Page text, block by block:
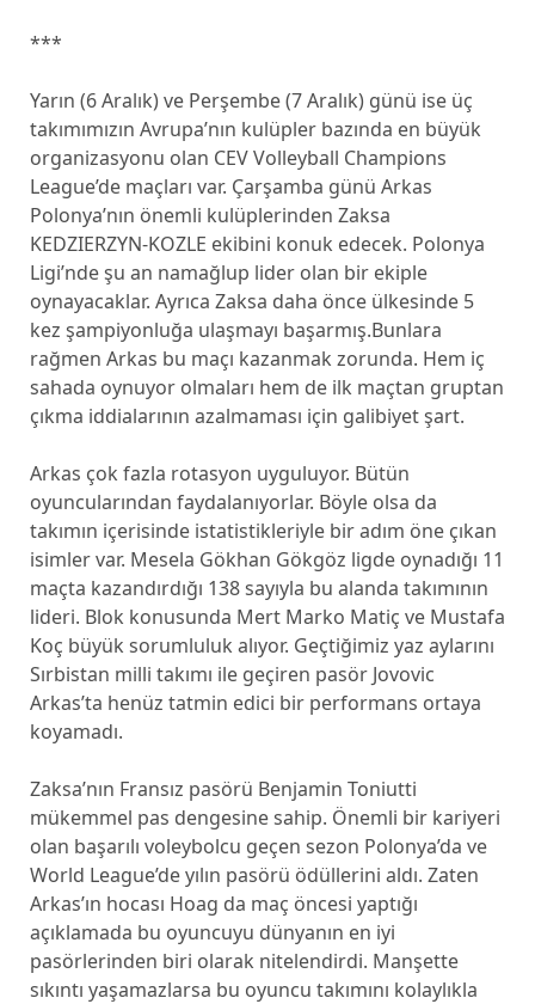
***
Yarın (6 Aralık) ve Perşembe (7 Aralık) günü ise üç
takımımızın Avrupa’nın kulüpler bazında en büyük
organizasyonu olan CEV Volleyball Champions
League’de maçları var. Çarşamba günü Arkas
Polonya’nın önemli kulüplerinden Zaksa
KEDZIERZYN-KOZLE ekibini konuk edecek. Polonya
Ligi’nde şu an namağlup lider olan bir ekiple
oynayacaklar. Ayrıca Zaksa daha önce ülkesinde 5
kez şampiyonluğa ulaşmayı başarmış.Bunlara
rağmen Arkas bu maçı kazanmak zorunda. Hem iç
sahada oynuyor olmaları hem de ilk maçtan gruptan
çıkma iddialarının azalmaması için galibiyet şart.
Arkas çok fazla rotasyon uyguluyor. Bütün
oyuncularından faydalanıyorlar. Böyle olsa da
takımın içerisinde istatistikleriyle bir adım öne çıkan
isimler var. Mesela Gökhan Gökgöz ligde oynadığı 11
maçta kazandırdığı 138 sayıyla bu alanda takımının
lideri. Blok konusunda Mert Marko Matiç ve Mustafa
Koç büyük sorumluluk alıyor. Geçtiğimiz yaz aylarını
Sırbistan milli takımı ile geçiren pasör Jovovic
Arkas’ta henüz tatmin edici bir performans ortaya
koyamadı.
Zaksa’nın Fransız pasörü Benjamin Toniutti
mükemmel pas dengesine sahip. Önemli bir kariyeri
olan başarılı voleybolcu geçen sezon Polonya’da ve
World League’de yılın pasörü ödüllerini aldı. Zaten
Arkas’ın hocası Hoag da maç öncesi yaptığı
açıklamada bu oyuncuyu dünyanın en iyi
pasörlerinden biri olarak nitelendirdi. Manşette
sıkıntı yaşamazlarsa bu oyuncu takımını kolaylıkla